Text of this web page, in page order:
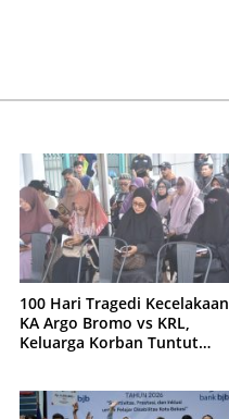
100 Hari Tragedi Kecelakaan
KA Argo Bromo vs KRL,
Keluarga Korban Tuntut